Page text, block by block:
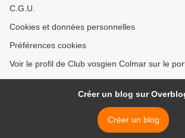
C.G.U.
Cookies et données personnelles
Préférences cookies
Voir le profil de Club vosgien Colmar sur le
Créer un blog sur
Créer un blog